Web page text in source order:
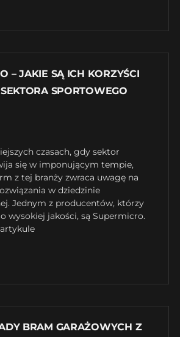
– JAKIE SĄ ICH KORZYŚCI
SPORTOWEGO
czasach, gdy sektor
się w imponującym tempie,
z tej branży zwraca uwagę na
w dziedzinie
Jednym z producentów, którzy
wysokiej jakości, są Supermicro.
BRAM GARAŻOWYCH Z